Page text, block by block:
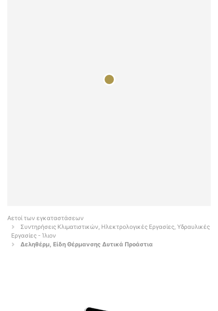
Αετοί των εγκαταστάσεων
Συντηρήσεις Κλιματιστικών, Ηλεκτρολογικές Εργασίες, Υδραυλικές
Εργασίες - Ίλιον
Δεληθέρμ, Είδη Θέρμανσης Δυτικά Προάστια